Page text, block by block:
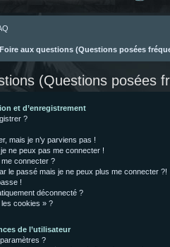
Foire aux questions (Questions posées
(Questions posées
et d’enregistrement
?
mais je n’y parviens pas !
ne peux pas me connecter !
connecter ?
le passé mais je ne peux plus me connecter ?!
!
déconnecté ?
cookies » ?
de l’utilisateur
?